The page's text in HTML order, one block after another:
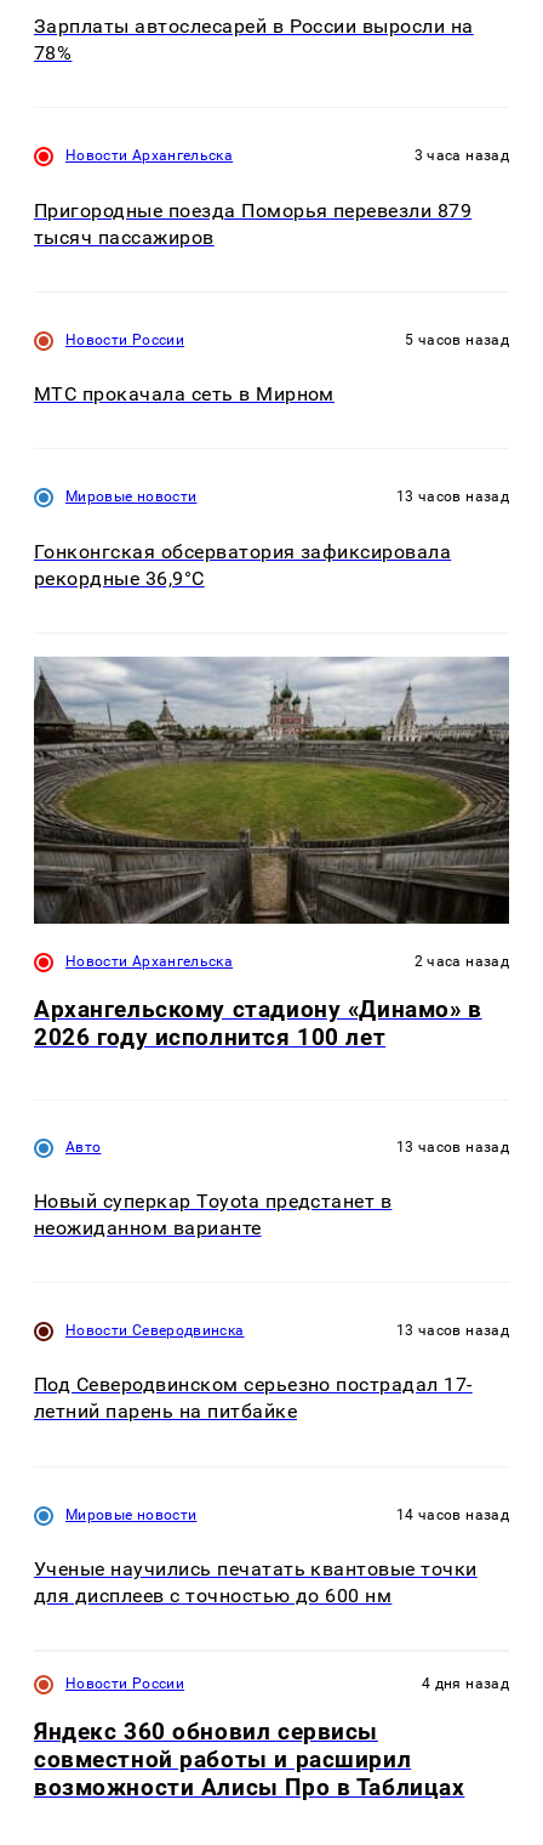
Зарплаты автослесарей в России выросли на
78%
Новости Архангельска 3 часа назад
Пригородные поезда Поморья перевезли 879
тысяч пассажиров
Новости России 5 часов назад
МТС прокачала сеть в Мирном
Мировые новости 13 часов назад
Гонконгская обсерватория зафиксировала
рекордные 36,9°C
Новости Архангельска 2 часа назад
Архангельскому стадиону «Динамо» в
2026 году исполнится 100 лет
Авто 13 часов назад
Новый суперкар Toyota предстанет в
неожиданном варианте
Новости Северодвинска 13 часов назад
Под Северодвинском серьезно пострадал 17-
летний парень на питбайке
Мировые новости 14 часов назад
Ученые научились печатать квантовые точки
для дисплеев с точностью до 600 нм
Новости России 4 дня назад
Яндекс 360 обновил сервисы
совместной работы и расширил
возможности Алисы Про в Таблицах